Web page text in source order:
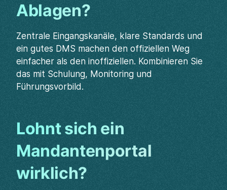
Ablagen?
Zentrale Eingangskanäle, klare Standards und
ein gutes DMS machen den offiziellen Weg
einfacher als den inoffiziellen. Kombinieren Sie
das mit Schulung, Monitoring und
Führungsvorbild.
Lohnt sich ein
Mandantenportal
wirklich?